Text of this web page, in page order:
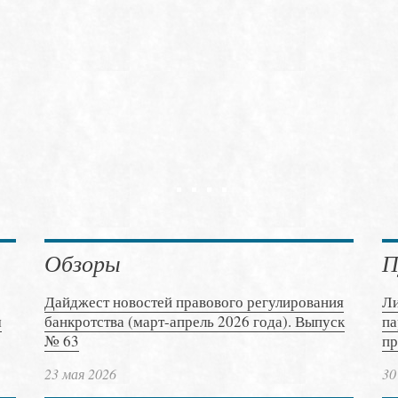
Обзоры
Дайджест новостей правового регулирования
банкротства (март-апрель 2026 года). Выпуск
№ 63
23 мая 2026